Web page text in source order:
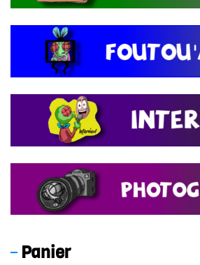
Panier